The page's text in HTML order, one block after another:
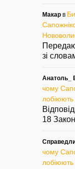
Макар в
зі
Анатоль_
чому
18
чому